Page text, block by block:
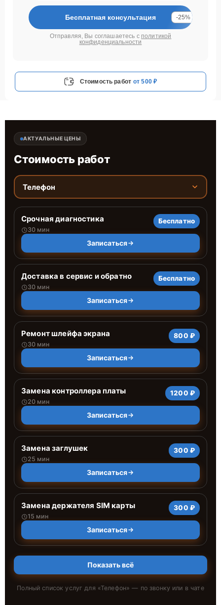
Бесплатная консультация -25%
Отправляя, Вы соглашаетесь с политикой
конфиденциальности
Стоимость работ от 500 ₽
АКТУАЛЬНЫЕ ЦЕНЫ
Стоимость работ
Телефон
Срочная диагностика
30 мин
Бесплатно
Записаться
Доставка в сервис и обратно
30 мин
Бесплатно
Записаться
Ремонт шлейфа экрана
30 мин
800 ₽
Записаться
Замена контроллера платы
20 мин
1200 ₽
Записаться
Замена заглушек
25 мин
300 ₽
Записаться
Замена держателя SIM карты
15 мин
300 ₽
Записаться
Показать всё
Полный список услуг для «Телефон» — по звонку или в чате